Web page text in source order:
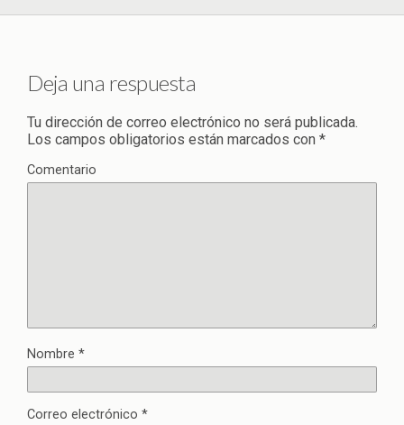
Deja una respuesta
Tu dirección de correo electrónico no será publicada.
Los campos obligatorios están marcados con *
Comentario
Nombre *
Correo electrónico *